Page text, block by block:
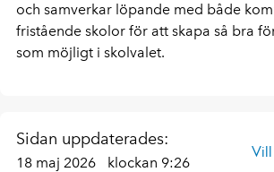
och samverkar löpande med både
fristående skolor för att skapa så bra
som möjligt i skolvalet.
Sidan uppdaterades:
18 maj 2026 klockan 9:26